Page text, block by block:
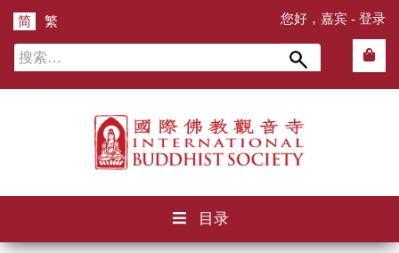
您好，嘉宾 - 登录
简 繁
搜
索：
目录